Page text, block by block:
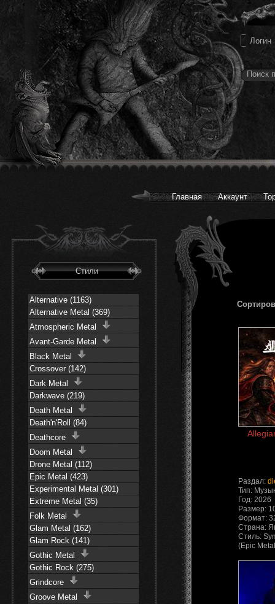
Главная Аккаунт
Стили
Alternative (1163)
Alternative Metal (369)
Atmospheric Metal
Avant-Garde Metal
Black Metal
Crossover (142)
Dark Metal
Darkwave (219)
Death Metal
Death'n'Roll (84)
Deathcore
Doom Metal
Drone Metal (112)
Epic Metal (423)
Experimental Metal (301)
Extreme Metal (35)
Folk Metal
Glam Metal (162)
Glam Rock (141)
Gothic Metal
Gothic Rock (275)
Grindcore
Groove Metal
Раздал:
Тип:
Год: 2026
Размер:
Формат:
Страна:
Стиль:
(Epic